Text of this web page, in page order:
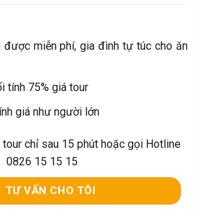
miễn phí, gia đình tự túc cho ăn
tính 75% giá tour
giá như người lớn
chỉ sau 15 phút hoặc gọi Hotline
0826 15 15 15
TƯ VẤN CHO TÔI